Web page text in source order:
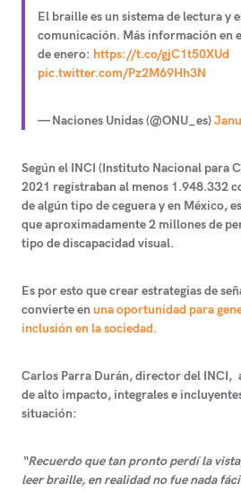
El braille es un sistema de lectura y
comunicación. Más información en
de enero: https://t.co/gjC1t50XUd
pic.twitter.com/Pz2M69Hh3N
— Naciones Unidas (@ONU_es)
Según el INCI (Instituto Nacional para
2021 registraban al menos 1.948.332
de algún tipo de cegueray en México,
que aproximadamente 2 millones de
tipo de discapacidad visual.
Es por esto que crear estrategias de
convierte en una oportunidad para
inclusión en la sociedad.
Carlos Parra Durán, director del INCI,
de alto impacto, integrales e
situación:
“Recuerdo que tan pronto perdí la
leer braille, en realidad no fue nada